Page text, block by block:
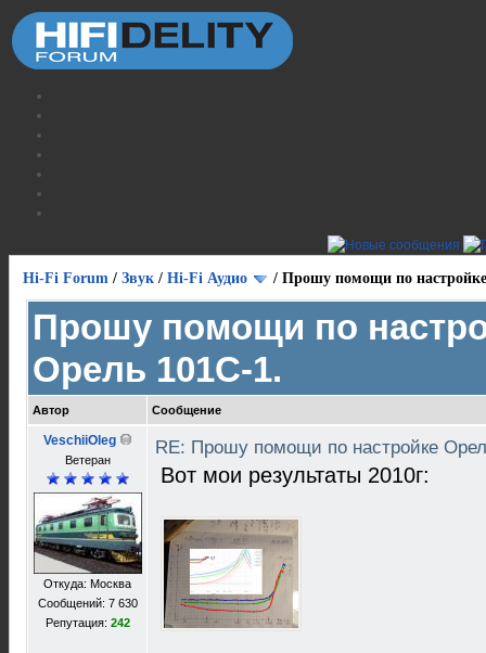
Hi-Fi Forum / Звук / Hi-Fi Аудио / Прошу помощи по
Прошу помощи по
Орель 101С-1.
Автор Сообщение
VeschiiOleg
Ветеран
Откуда: Москва
Сообщений: 7 630
Репутация: 242
RE: Прошу помощи по настройке
Вот мои результаты 2010г: